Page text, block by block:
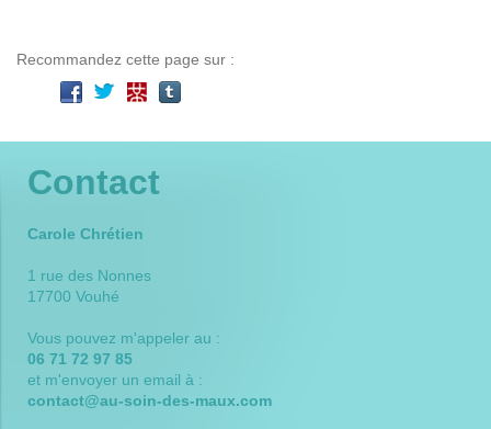
Recommandez cette page sur :
Contact
Carole Chrétien
1 rue des Nonnes
17700 Vouhé
Vous pouvez m'appeler au :
06 71 72 97 85
et m'envoyer un email à :
contact@au-soin-des-maux.com